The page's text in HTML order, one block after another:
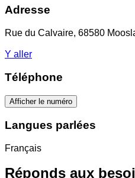
Adresse
Rue du Calvaire, 68580
Y aller
Téléphone
Afficher le numéro
Langues parlées
Français
Réponds aux